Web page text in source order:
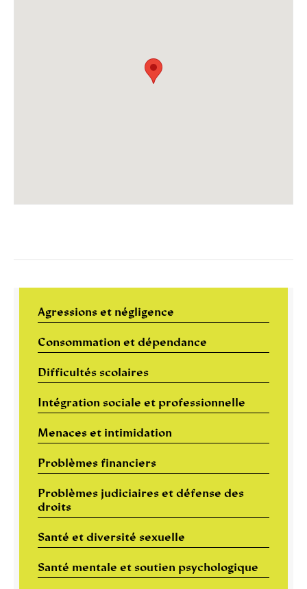
Agressions et négligence
Consommation et dépendance
Difficultés scolaires
Intégration sociale et professionnelle
Menaces et intimidation
Problèmes financiers
Problèmes judiciaires et défense des
droits
Santé et diversité sexuelle
Santé mentale et soutien psychologique